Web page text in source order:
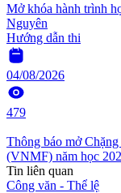
Mở khóa hành trình
Nguyên
Hướng dẫn thi
04/08/2026
479
Thông báo mở
(VNMF) năm học
Tin liên quan
Công văn - Thể lệ